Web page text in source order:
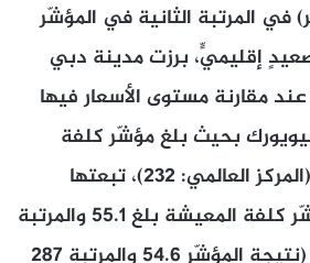
في المرتبة الثانية في المؤشّر
على صعيدٍ إقليميٍّ، برزت مدينة دبي
مقارنة مستوى الأسعار فيها
بحيث بلغ مؤشّر كلفة
المعيشة فيها 62.5 (المركز العالمي: 232)، تبعتها
مدينة أبو ظبي (مؤشّر كلفة المعيشة بلغ 55.1 والمرتبة
283 عالميّاً)، وبيروت (نتيجة المؤشّر 54.6 والمرتبة 287